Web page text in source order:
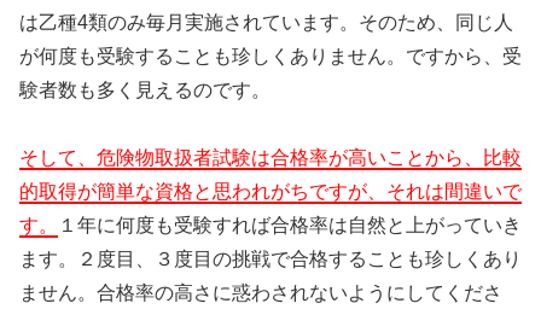
は乙種4類のみ毎月実施されています。そのため、同じ人
が何度も受験することも珍しくありません。ですから、受
験者数も多く見えるのです。
そして、危険物取扱者試験は合格率が高いことから、比較
的取得が簡単な資格と思われがちですが、それは間違いで
す。
１年に何度も受験すれば合格率は自然と上がっていき
ます。２度目、３度目の挑戦で合格することも珍しくあり
ません。合格率の高さに惑わされないようにしてくださ